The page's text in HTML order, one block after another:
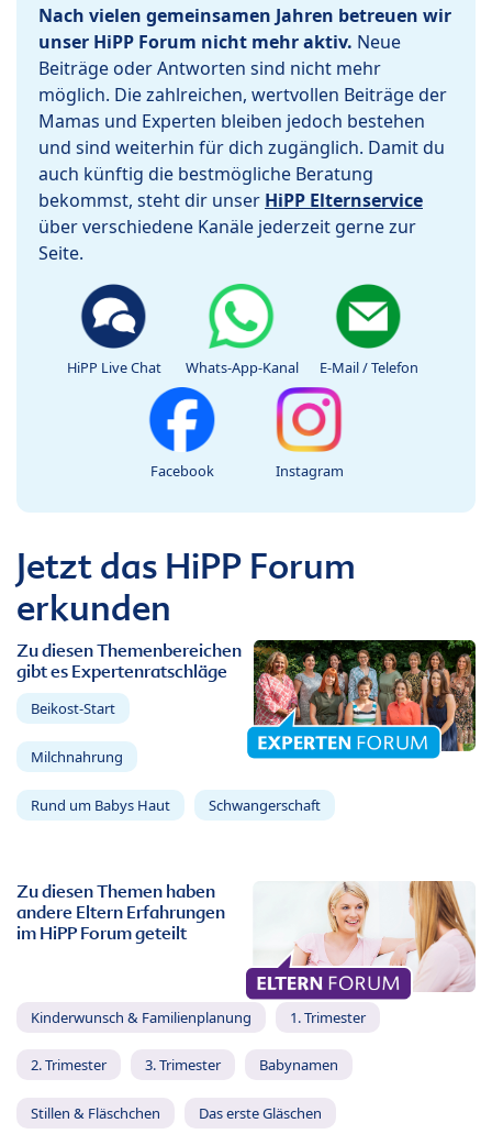
Nach vielen gemeinsamen Jahren betreuen wir
unser HiPP Forum nicht mehr aktiv. Neue
Beiträge oder Antworten sind nicht mehr
möglich. Die zahlreichen, wertvollen Beiträge der
Mamas und Experten bleiben jedoch bestehen
und sind weiterhin für dich zugänglich. Damit du
auch künftig die bestmögliche Beratung
bekommst, steht dir unser HiPP Elternservice
über verschiedene Kanäle jederzeit gerne zur
Seite.
HiPP Live Chat Whats-App-Kanal E-Mail / Telefon
Facebook Instagram
Jetzt das HiPP Forum
erkunden
Zu diesen Themenbereichen
gibt es Expertenratschläge
Beikost-Start
Milchnahrung
Rund um Babys Haut Schwangerschaft
Zu diesen Themen haben
andere Eltern Erfahrungen
im HiPP Forum geteilt
Kinderwunsch & Familienplanung 1. Trimester
2. Trimester 3. Trimester Babynamen
Stillen & Fläschchen Das erste Gläschen